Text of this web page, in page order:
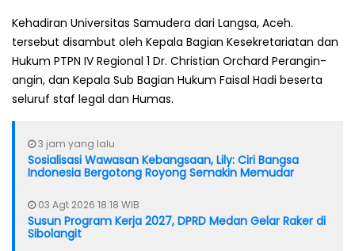
Kehadiran Universitas Samudera dari Langsa, Aceh.
tersebut disambut oleh Kepala Bagian Kesekretariatan dan
Hukum PTPN IV Regional 1 Dr. Christian Orchard Perangin-
angin, dan Kepala Sub Bagian Hukum Faisal Hadi beserta
seluruf staf legal dan Humas.
3 jam yang lalu
Sosialisasi Wawasan Kebangsaan, Lily: Ciri Bangsa
Indonesia Bergotong Royong Semakin Memudar
03 Agt 2026 18:18 WIB
Susun Program Kerja 2027, DPRD Medan Gelar Raker di
Sibolangit